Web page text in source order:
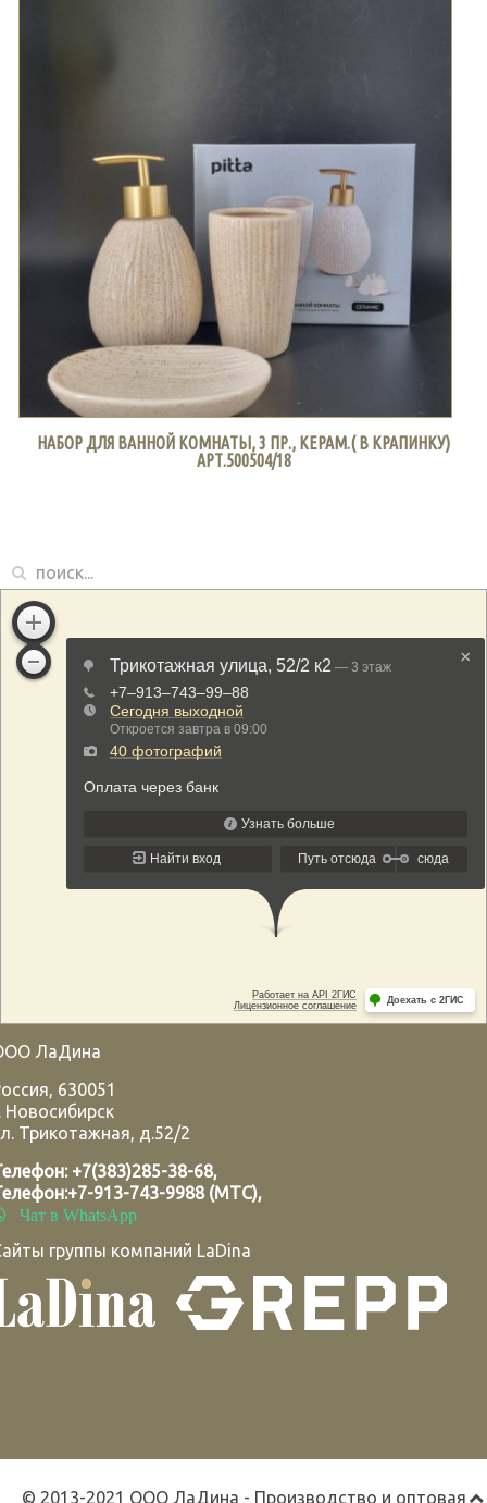
НАБОР ДЛЯ ВАННОЙ КОМНАТЫ, 3 ПР., КЕРАМ.( В КРАПИНКУ)
АРТ.500504/18
ЛаДина
, 630051
Новосибирск
Трикотажная, д.52/2
+7(383)285-38-68,
+7-913-743-9988 (МТС),
Чат в WhatsApp
группы компаний LaDina
© 2013-2021 ООО ЛаДина - Производство и оптовая